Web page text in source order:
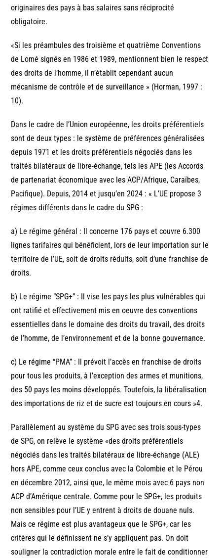
originaires des pays à bas salaires sans réciprocité
obligatoire.
«Si les préambules des troisième et quatrième Conventions
de Lomé signés en 1986 et 1989, mentionnent bien le respect
des droits de l’homme, il n’établit cependant aucun
mécanisme de contrôle et de surveillance » (Horman, 1997 :
10).
Dans le cadre de l’Union européenne, les droits préférentiels
sont de deux types : le système de préférences généralisées
depuis 1971 et les droits préférentiels négociés dans les
traités bilatéraux de libre-échange, tels les APE (les Accords
de partenariat économique avec les ACP/Afrique, Caraïbes,
Pacifique). Depuis, 2014 et jusqu’en 2024 : « L’UE propose 3
régimes différents dans le cadre du SPG :
a) Le régime général : Il concerne 176 pays et couvre 6.300
lignes tarifaires qui bénéficient, lors de leur importation sur le
territoire de l’UE, soit de droits réduits, soit d’une franchise de
droits.
b) Le régime “SPG+” : Il vise les pays les plus vulnérables qui
ont ratifié et effectivement mis en oeuvre des conventions
essentielles dans le domaine des droits du travail, des droits
de l’homme, de l’environnement et de la bonne gouvernance.
c) Le régime “PMA” : Il prévoit l’accès en franchise de droits
pour tous les produits, à l’exception des armes et munitions,
des 50 pays les moins développés. Toutefois, la libéralisation
des importations de riz et de sucre est toujours en cours »4.
Parallèlement au système du SPG avec ses trois sous-types
de SPG, on relève le système «des droits préférentiels
négociés dans les traités bilatéraux de libre-échange (ALE)
hors APE, comme ceux conclus avec la Colombie et le Pérou
en décembre 2012, ainsi que, le même mois avec 6 pays non
ACP d’Amérique centrale. Comme pour le SPG+, les produits
non sensibles pour l’UE y entrent à droits de douane nuls.
Mais ce régime est plus avantageux que le SPG+, car les
critères qui le définissent ne s’y appliquent pas. On doit
souligner la contradiction morale entre le fait de conditionner